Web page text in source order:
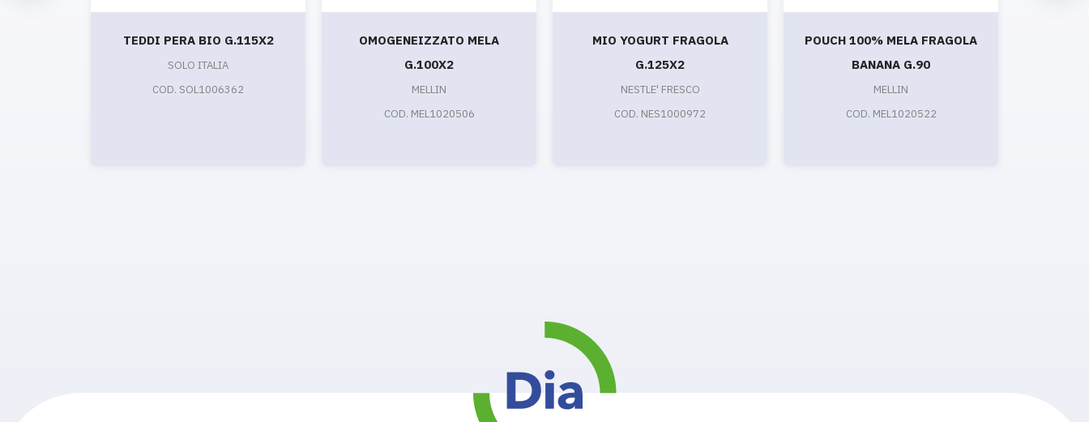
TEDDI PERA BIO G.115X2
SOLO ITALIA
COD. SOL1006362
OMOGENEIZZATO MELA
G.100X2
MELLIN
COD. MEL1020506
MIO YOGURT FRAGOLA
G.125X2
NESTLE' FRESCO
COD. NES1000972
POUCH 100% MELA FRAGOLA
BANANA G.90
MELLIN
COD. MEL1020522